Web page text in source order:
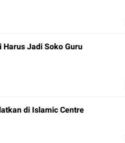
Jadi Soko Guru
di Islamic Centre